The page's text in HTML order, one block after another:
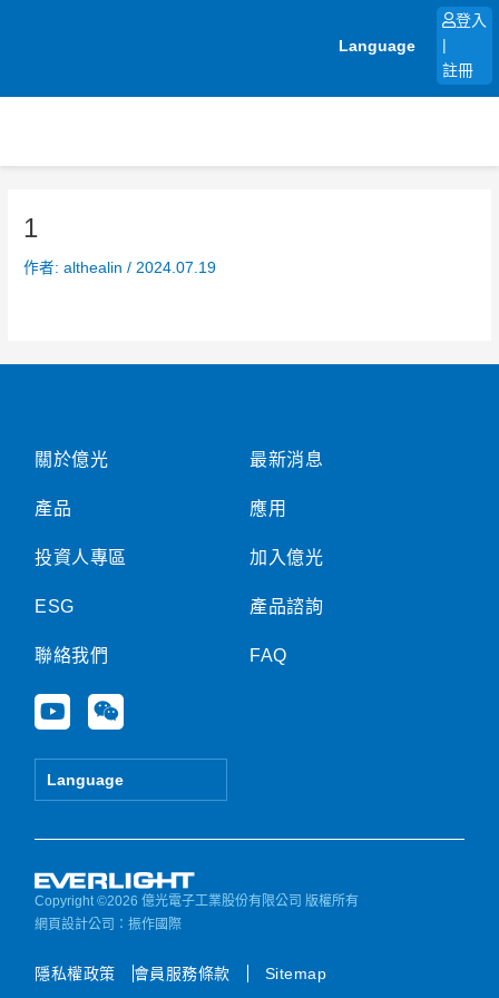
Language
登入
註冊
1
作者:althealin/ 2024.07.19
關於億光
產品
投資人專區
ESG
聯絡我們
Y
o
u
e
W
e
i
Language
最新消息
應用
加入億光
產品諮詢
FAQ
Copyright ©2026 億光電子工業股份有限公司 版權所有
網頁設計公司 ：振作國際
隱私權政策 會員服務條款 Sitemap